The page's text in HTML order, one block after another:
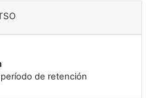
de retención